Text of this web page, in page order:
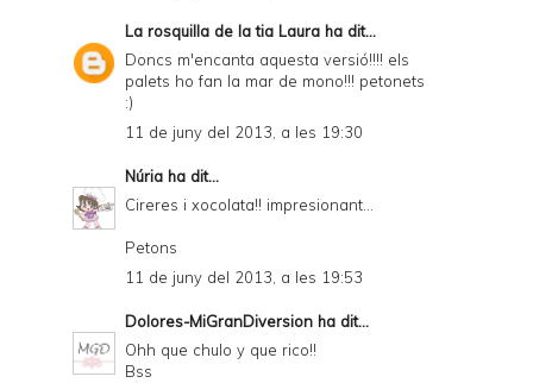
La rosquilla de la tia Laura ha dit...
Doncs m'encanta aquesta versió!!!! els
palets ho fan la mar de mono!!! petonets
:)
11 de juny del 2013, a les 19:30
Núria ha dit...
Cireres i xocolata!! impresionant...
Petons
11 de juny del 2013, a les 19:53
Dolores-MiGranDiversion ha dit...
Ohh que chulo y que rico!!
Bss